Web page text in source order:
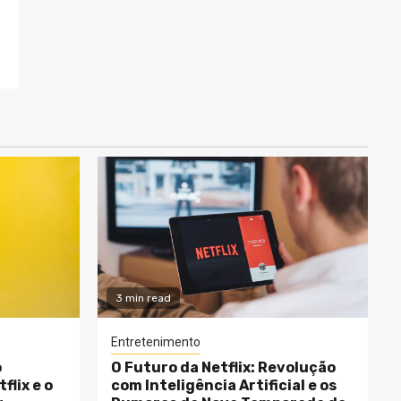
e o
3 min read
Entretenimento
O Futuro da Netflix: Revolução
com Inteligência Artificial e os